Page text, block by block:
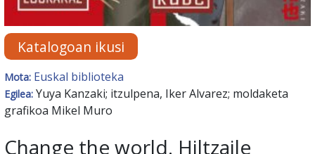
Katalogoan ikusi
Mota: Euskal biblioteka
Egilea: Yuya Kanzaki; itzulpena, Iker Alvarez; moldaketa
grafikoa Mikel Muro
Change the world. Hiltzaile